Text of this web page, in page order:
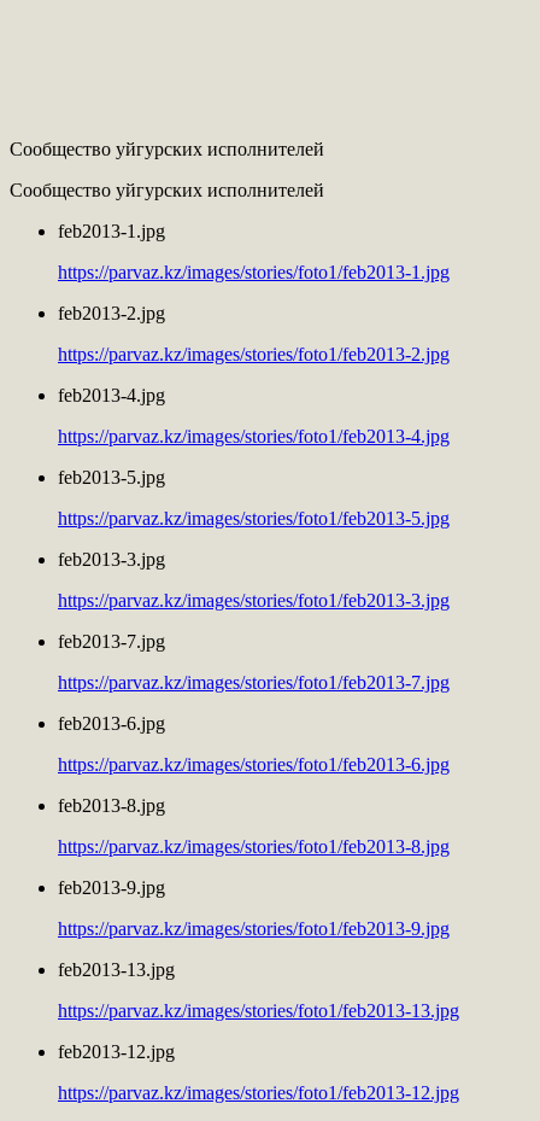
Сообщество уйгурских исполнителей
Сообщество уйгурских исполнителей
feb2013-1.jpg
https://parvaz.kz/images/stories/foto1/feb2013-1.jpg
feb2013-2.jpg
https://parvaz.kz/images/stories/foto1/feb2013-2.jpg
feb2013-4.jpg
https://parvaz.kz/images/stories/foto1/feb2013-4.jpg
feb2013-5.jpg
https://parvaz.kz/images/stories/foto1/feb2013-5.jpg
feb2013-3.jpg
https://parvaz.kz/images/stories/foto1/feb2013-3.jpg
feb2013-7.jpg
https://parvaz.kz/images/stories/foto1/feb2013-7.jpg
feb2013-6.jpg
https://parvaz.kz/images/stories/foto1/feb2013-6.jpg
feb2013-8.jpg
https://parvaz.kz/images/stories/foto1/feb2013-8.jpg
feb2013-9.jpg
https://parvaz.kz/images/stories/foto1/feb2013-9.jpg
feb2013-13.jpg
https://parvaz.kz/images/stories/foto1/feb2013-13.jpg
feb2013-12.jpg
https://parvaz.kz/images/stories/foto1/feb2013-12.jpg